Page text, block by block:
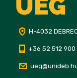
H-4032
+36 52 512 900